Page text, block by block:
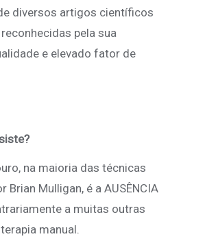
diversos artigos científicos
pela sua
e elevado fator de
na maioria das técnicas
Brian Mulligan, é a AUSÊNCIA
a muitas outras
manual.